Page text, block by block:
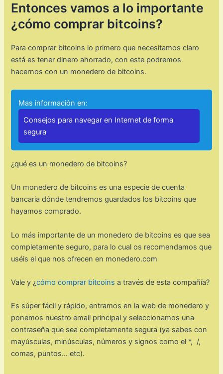
Entonces vamos a lo importante
¿cómo comprar bitcoins?
Para comprar bitcoins lo primero que necesitamos claro
está es tener dinero ahorrado, con este podremos
hacernos con un monedero de bitcoins.
Mas información en:
Consejos para navegar en Internet de forma
segura
¿qué es un monedero de bitcoins?
Un monedero de bitcoins es una especie de cuenta
bancaria dónde tendremos guardados los bitcoins que
hayamos comprado.
Lo más importante de un monedero de bitcoins es que sea
completamente seguro, para lo cual os recomendamos que
uséis el que nos ofrecen en monedero.com
Vale y ¿cómo comprar bitcoins a través de esta compañía?
Es súper fácil y rápido, entramos en la web de monedero y
ponemos nuestro email principal y seleccionamos una
contraseña que sea completamente segura (ya sabes con
mayúsculas, minúsculas, números y signos como el *, /,
comas, puntos… etc).